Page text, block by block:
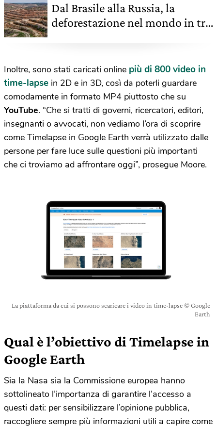
Dal Brasile alla Russia, la
deforestazione nel mondo in tre
Inoltre, sono stati caricati online più di 800 video in
time-lapse in 2D e in 3D, così da poterli guardare
comodamente in formato MP4 piuttosto che su
YouTube. “Che si tratti di governi, ricercatori, editori,
insegnanti o avvocati, non vediamo l’ora di scoprire
come Timelapse in Google Earth verrà utilizzato dalle
persone per fare luce sulle questioni più importanti
che ci troviamo ad affrontare oggi”, prosegue Moore.
La piattaforma da cui si possono scaricare i video in time-lapse © Google
Earth
Qual è l’obiettivo di Timelapse in
Google Earth
Sia la Nasa sia la Commissione europea hanno
sottolineato l’importanza di garantire l’accesso a
questi dati: per sensibilizzare l’opinione pubblica,
raccogliere sempre più informazioni utili a capire come